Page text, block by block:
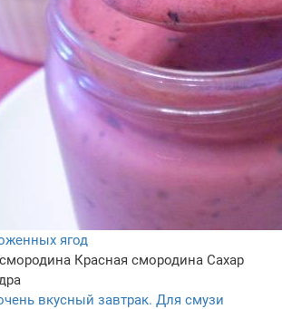
ягод
Красная смородина Сахар
вкусный завтрак. Для смузи